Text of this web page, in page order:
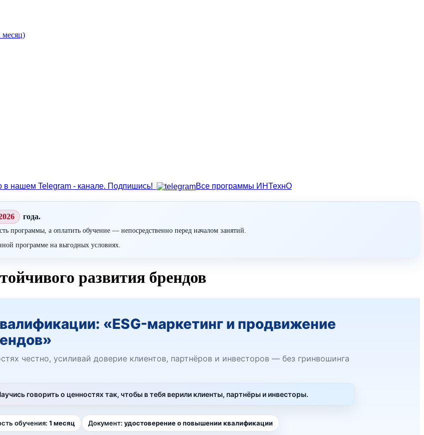
месяц)
в нашем Telegram - канале. Подпишись!
Все программы ИНТехнО
года.
программы, а оплатить обучение — непосредственно перед началом занятий.
программе на выгодных условиях.
развития брендов
«ESG-маркетинг и продвижение
честно, усиливай доверие клиентов, партнёров и инвесторов — без гринвошинга
говорить о ценностях так, чтобы в тебя верили клиенты, партнёры и инвесторы.
обучения: 1 месяц Документ: удостоверение о повышении квалификации